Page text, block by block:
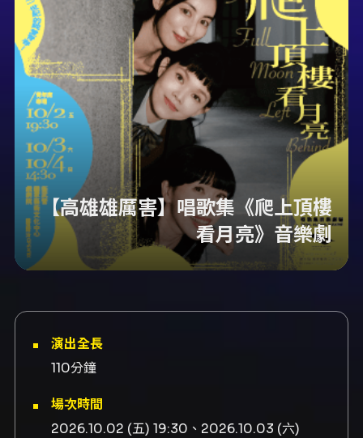
【高雄雄厲害】唱歌集《爬上頂樓
看月亮》音樂劇
演出全長
110分鐘
場次時間
2026.10.02 (五) 19:30、2026.10.03 (六)